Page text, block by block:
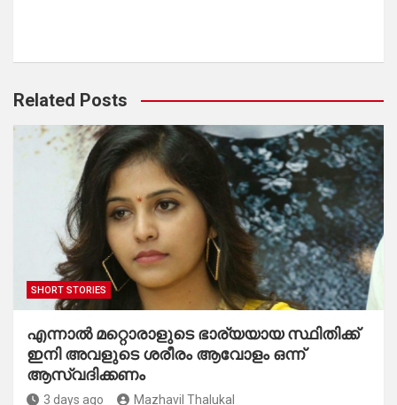
Related Posts
SHORT STORIES
എന്നാൽ മറ്റൊരാളുടെ ഭാര്യയായ സ്ഥിതിക്ക്
ഇനി അവളുടെ ശരീരം ആവോളം ഒന്ന്
ആസ്വദിക്കണം
3 days ago Mazhavil Thalukal